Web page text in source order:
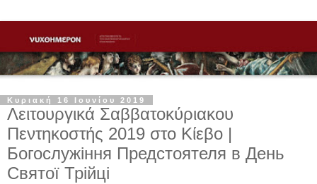
Κυριακή 16 Ιουνίου 2019
Λειτουργικά Σαββατοκύριακου
Πεντηκοστής 2019 στο Κίεβο |
Богослужіння Предстоятеля в День
Святої Трійці